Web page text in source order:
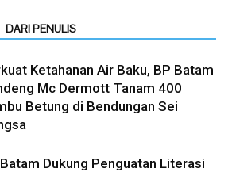
DARI PENULIS
Ketahanan Air Baku, BP Batam
Mc Dermott Tanam 400
Betung di Bendungan Sei
Dukung Penguatan Literasi